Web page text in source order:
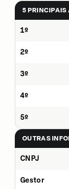
5 PRINCIPAIS
1º
2º
3º
4º
5º
OUTRAS
CNPJ
Gestor